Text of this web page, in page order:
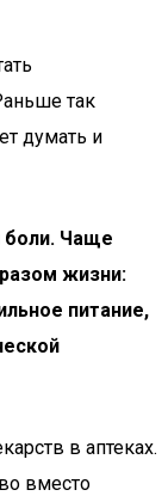
так
думать и
боли. Чаще
жизни:
питание,
в аптеках.
вместо